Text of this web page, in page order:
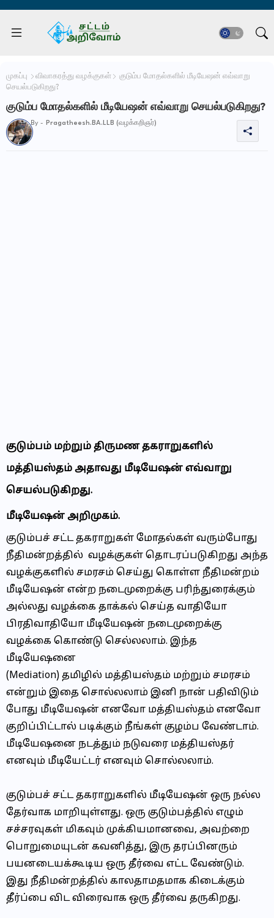
முகப்பு விவாகரத்து வழக்குகள்
குடும்ப மோதல்களில் மீடியேஷன் எவ்வாறு
செயல்படுகிறது?
குடும்ப மோதல்களில் மீடியேஷன் எவ்வாறு செயல்படுகிறது?
By - Pragatheesh.BA.LLB (வழக்கறிஞர்)
குடும்பம் மற்றும் திருமண தகராறுகளில்
மத்தியஸ்தம் அதாவது மீடியேஷன் எவ்வாறு
செயல்படுகிறது.
மீடியேஷன் அறிமுகம்.
குடும்பச் சட்ட தகராறுகள் மோதல்கள் வரும்போது
நீதிமன்றத்தில் வழக்குகள் தொடரப்படுகிறது அந்த
வழக்குகளில் சமரசம் செய்து கொள்ள நீதிமன்றம்
மீடியேஷன் என்ற நடைமுறைக்கு பரிந்துரைக்கும்
அல்லது வழக்கை தாக்கல் செய்த வாதியோ
பிரதிவாதியோ மீடியேஷன் நடைமுறைக்கு
வழக்கை கொண்டு செல்லலாம். இந்த
மீடியேஷனை
(Mediation) தமிழில் மத்தியஸ்தம் மற்றும் சமரசம்
என்றும் இதை சொல்லலாம் இனி நான் பதிவிடும்
போது மீடியேஷன் எனவோ மத்தியஸ்தம் எனவோ
குறிப்பிட்டால் படிக்கும் நீங்கள் குழம்ப வேண்டாம்.
மீடியேஷனை நடத்தும் நடுவரை மத்தியஸ்தர்
எனவும் மீடியேட்டர் எனவும் சொல்லலாம்.
குடும்பச் சட்ட தகராறுகளில் மீடியேஷன் ஒரு நல்ல
தேர்வாக மாறியுள்ளது. ஒரு குடும்பத்தில் எழும்
சச்சரவுகள் மிகவும் முக்கியமானவை, அவற்றை
பொறுமையுடன் கவனித்து, இரு தரப்பினரும்
பயனடையக்கூடிய ஒரு தீர்வை எட்ட வேண்டும்.
இது நீதிமன்றத்தில் காலதாமதமாக கிடைக்கும்
தீர்ப்பை விட விரைவாக ஒரு தீர்வை தருகிறது.